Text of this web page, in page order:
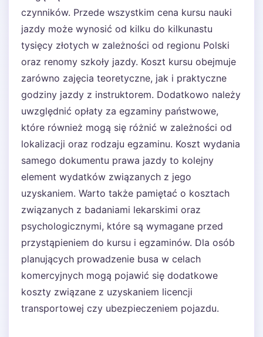
czynników. Przede wszystkim cena kursu nauki
jazdy może wynosić od kilku do kilkunastu
tysięcy złotych w zależności od regionu Polski
oraz renomy szkoły jazdy. Koszt kursu obejmuje
zarówno zajęcia teoretyczne, jak i praktyczne
godziny jazdy z instruktorem. Dodatkowo należy
uwzględnić opłaty za egzaminy państwowe,
które również mogą się różnić w zależności od
lokalizacji oraz rodzaju egzaminu. Koszt wydania
samego dokumentu prawa jazdy to kolejny
element wydatków związanych z jego
uzyskaniem. Warto także pamiętać o kosztach
związanych z badaniami lekarskimi oraz
psychologicznymi, które są wymagane przed
przystąpieniem do kursu i egzaminów. Dla osób
planujących prowadzenie busa w celach
komercyjnych mogą pojawić się dodatkowe
koszty związane z uzyskaniem licencji
transportowej czy ubezpieczeniem pojazdu.